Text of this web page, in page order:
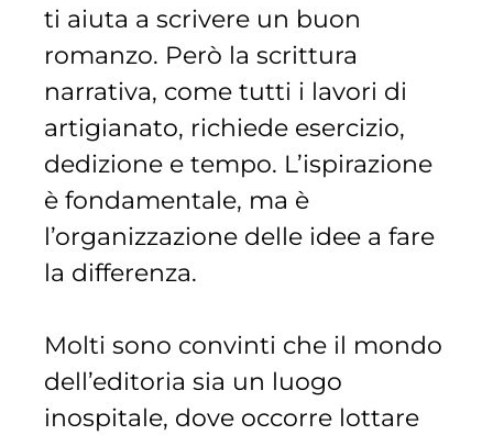
ti aiuta a scrivere un buon
romanzo. Però la scrittura
narrativa, come tutti i lavori di
artigianato, richiede esercizio,
dedizione e tempo. L’ispirazione
è fondamentale, ma è
l’organizzazione delle idee a fare
la differenza.
Molti sono convinti che il mondo
dell’editoria sia un luogo
inospitale, dove occorre lottare